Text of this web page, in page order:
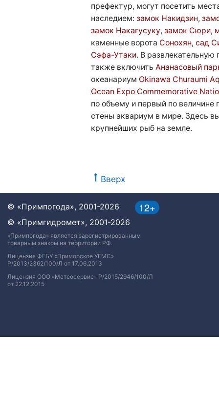
префектур, могут посетить
наследием: замок Накидзин,
замок Накагусуку, замок Сюри,
каменные ворота Сонохян, сад
Сэфа-Утаки. В
также включить Ананасовый
океанариум Okinawa Churaumi
Ocean Expo Commemorative
по объему и первый по величине
стены аквариум в мире. Здесь
крупнейших рыб на земле.
Вверх
12+
© «Примпогода», 2001-2026
© «Примгидромет», 2001-2026
«Примпогода» является зарегистрированным
товарным знаком на территории РФ.
Лицензия ФГБУ «Приморское УГМС»
Р/2013/2362/100/Л от 17.06.2013
Лицензия ООО «Метеосервис» Р/2015/2946/100/Л
от 22.12.2015